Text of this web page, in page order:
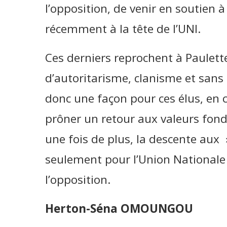
l’opposition, de venir en soutien
récemment à la tête de l’UNI.
Ces derniers reprochent à
d’autoritarisme, clanisme et
donc une façon pour ces élus, en
prôner un retour aux valeurs
une fois de plus, la descente
seulement pour l’Union
l’opposition.
Herton-Séna OMOUNGOU